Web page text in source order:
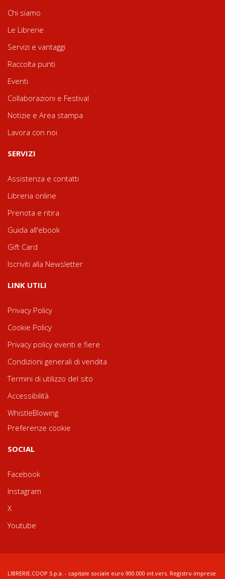
Chi siamo
Le Librerie
Servizi e vantaggi
Raccolta punti
Eventi
Collaborazioni e Festival
Notizie e Area stampa
Lavora con noi
SERVIZI
Assistenza e contatti
Libreria online
Prenota e ritira
Guida all'ebook
Gift Card
Iscriviti alla Newsletter
LINK UTILI
Privacy Policy
Cookie Policy
Privacy policy eventi e fiere
Condizioni generali di vendita
Termini di utilizzo del sito
Accessibilità
WhistleBlowing
Preferenze cookie
SOCIAL
Facebook
Instagram
X
Youtube
LIBRERIE.COOP S.p.a. - capitale sociale euro 900.000 int.vers. Registro imprese